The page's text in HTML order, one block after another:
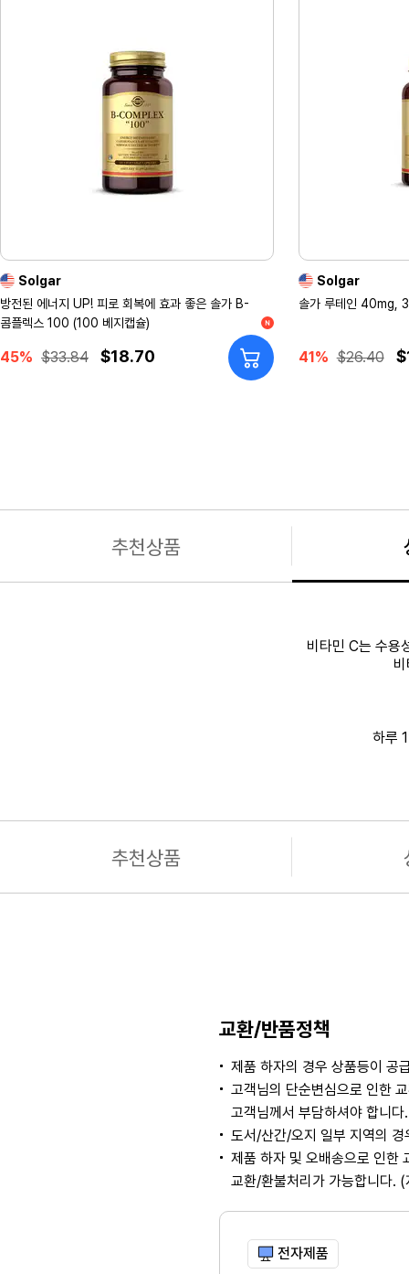
Solgar
방전된 에너지 UP! 피로 회복에 효과 좋은 솔가 B-
콤플렉스 100 (100 베지캡슐)
45% $33.84 $18.70
Solgar
솔가 루테인 40mg,
41% $26.40
추천상품
비타민 C는 수용
하루
추천상품
교환/반품정책
제품 하자의 경우 상품등이 공
고객님의 단순변심으로 인한
고객님께서 부담하셔야 합니
도서/산간/오지 일부 지역의
제품 하자 및 오배송으로 인한
교환/환불처리가 가능합니다.
전자제품